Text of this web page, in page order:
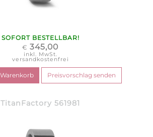
SOFORT BESTELLBAR!
€ 345,00
inkl. MwSt.
versandkostenfrei
TitanFactory 561981